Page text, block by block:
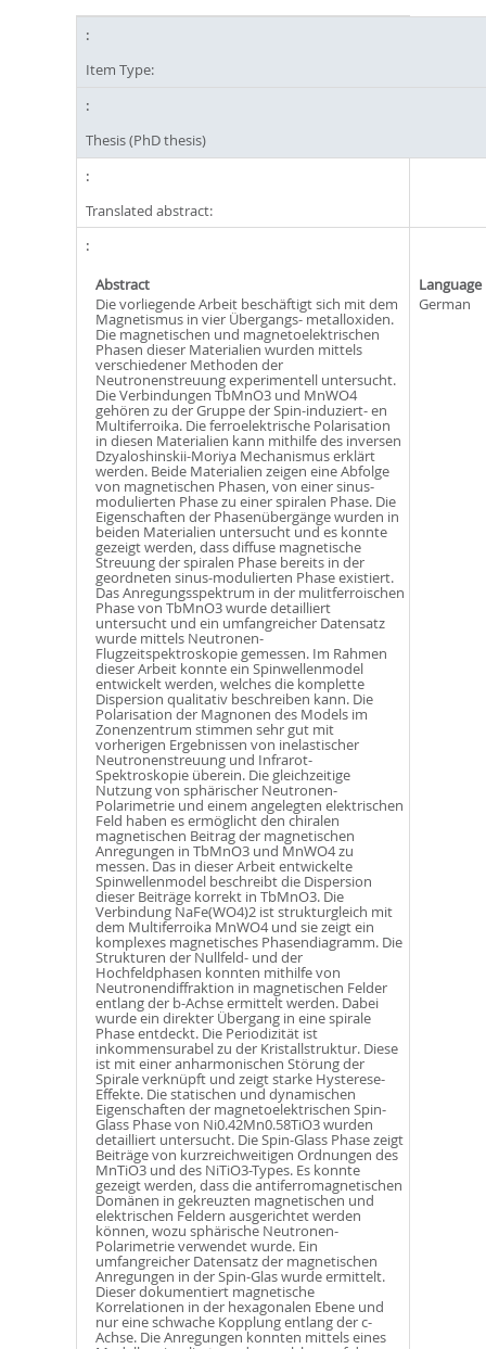
Item Type:
Thesis (PhD thesis)
Translated abstract:
Abstract
Language
Die vorliegende Arbeit beschäftigt sich mit dem
Magnetismus in vier Übergangs- metalloxiden.
Die magnetischen und magnetoelektrischen
Phasen dieser Materialien wurden mittels
verschiedener Methoden der
Neutronenstreuung experimentell untersucht.
Die Verbindungen TbMnO3 und MnWO4
gehören zu der Gruppe der Spin-induziert- en
Multiferroika. Die ferroelektrische Polarisation
in diesen Materialien kann mithilfe des inversen
Dzyaloshinskii-Moriya Mechanismus erklärt
werden. Beide Materialien zeigen eine Abfolge
von magnetischen Phasen, von einer sinus-
modulierten Phase zu einer spiralen Phase. Die
Eigenschaften der Phasenübergänge wurden in
beiden Materialien untersucht und es konnte
gezeigt werden, dass diffuse magnetische
Streuung der spiralen Phase bereits in der
geordneten sinus-modulierten Phase existiert.
Das Anregungsspektrum in der mulitferroischen
Phase von TbMnO3 wurde detailliert
untersucht und ein umfangreicher Datensatz
wurde mittels Neutronen-
Flugzeitspektroskopie gemessen. Im Rahmen
dieser Arbeit konnte ein Spinwellenmodel
entwickelt werden, welches die komplette
Dispersion qualitativ beschreiben kann. Die
Polarisation der Magnonen des Models im
Zonenzentrum stimmen sehr gut mit
vorherigen Ergebnissen von inelastischer
Neutronenstreuung und Infrarot-
Spektroskopie überein. Die gleichzeitige
Nutzung von sphärischer Neutronen-
Polarimetrie und einem angelegten elektrischen
Feld haben es ermöglicht den chiralen
magnetischen Beitrag der magnetischen
Anregungen in TbMnO3 und MnWO4 zu
messen. Das in dieser Arbeit entwickelte
Spinwellenmodel beschreibt die Dispersion
dieser Beiträge korrekt in TbMnO3. Die
Verbindung NaFe(WO4)2 ist strukturgleich mit
dem Multiferroika MnWO4 und sie zeigt ein
komplexes magnetisches Phasendiagramm. Die
Strukturen der Nullfeld- und der
Hochfeldphasen konnten mithilfe von
Neutronendiffraktion in magnetischen Felder
entlang der b-Achse ermittelt werden. Dabei
wurde ein direkter Übergang in eine spirale
Phase entdeckt. Die Periodizität ist
inkommensurabel zu der Kristallstruktur. Diese
ist mit einer anharmonischen Störung der
Spirale verknüpft und zeigt starke Hysterese-
Effekte. Die statischen und dynamischen
Eigenschaften der magnetoelektrischen Spin-
Glass Phase von Ni0.42Mn0.58TiO3 wurden
detailliert untersucht. Die Spin-Glass Phase zeigt
Beiträge von kurzreichweitigen Ordnungen des
MnTiO3 und des NiTiO3-Types. Es konnte
gezeigt werden, dass die antiferromagnetischen
Domänen in gekreuzten magnetischen und
elektrischen Feldern ausgerichtet werden
können, wozu sphärische Neutronen-
Polarimetrie verwendet wurde. Ein
umfangreicher Datensatz der magnetischen
Anregungen in der Spin-Glas wurde ermittelt.
Dieser dokumentiert magnetische
Korrelationen in der hexagonalen Ebene und
nur eine schwache Kopplung entlang der c-
Achse. Die Anregungen konnten mittels eines
German